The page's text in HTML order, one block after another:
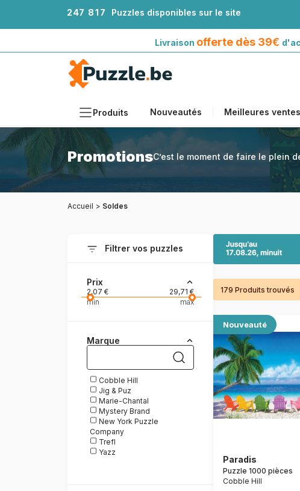
247 81 7 Puzzles disponibles sur le site
Livraison offerte dès 39€
Produits Nouveautés Meilleures ventes
Thèmes
Tailles
Âges
Accessoires
Peinture au numéro
PromotionsC’est le moment de faire le plein
Accueil > Soldes
179 Produits trouvés
Nouveauté
Paradis
Puzzle 1000 pièces
Cobble Hill
Filtrer vos puzzles
Prix
2,07 €
29,71 €
min
max
Marque
Cobble Hill
Jig & Puz
Marie-Chantal
Mystery Brand
New York Puzzle
Company
Trefl
Yazz